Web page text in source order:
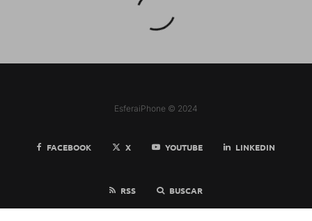
EsferaiPhone © 2024
FACEBOOK X YOUTUBE LINKEDIN
RSS BUSCAR